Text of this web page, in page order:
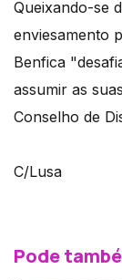
Queixando-se
enviesamento
Benfica
assumir as
Conselho de
C/Lusa
Pode